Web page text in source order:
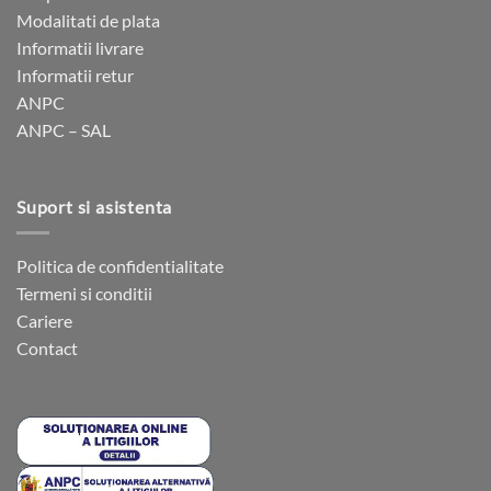
fi
alese
în
pagina
Modalitati de plata
Informatii livrare
Informatii retur
ANPC
ANPC – SAL
Suport si asistenta
Politica de confidentialitate
Termeni si conditii
Cariere
Contact